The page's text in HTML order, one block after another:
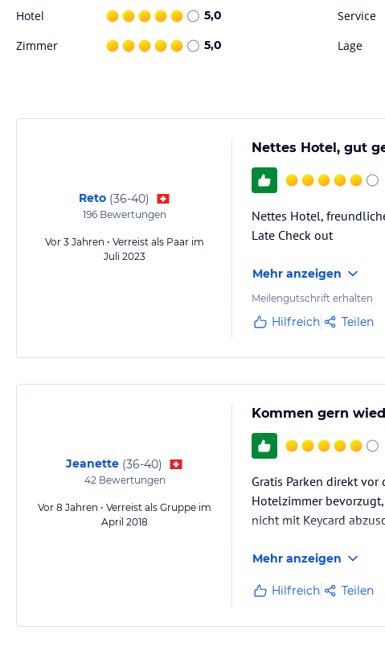
Hotel 5,0 Service
Zimmer 5,0 Lage
Reto (36-40)
196 Bewertungen
Vor 3 Jahren • Verreist als Paar im
Juli 2023
Nettes Hotel, gut
Nettes Hotel,
Late Check out
Mehr anzeigen
Meilengutschrift erhalten
Hilfreich Teilen
Jeanette (36-40)
42Bewertungen
Vor 8 Jahren • Verreist als Gruppe im
April 2018
Kommen gern
Gratis Parken direkt
Hotelzimmer
nicht mit Keycard
Mehr anzeigen
Hilfreich Teilen